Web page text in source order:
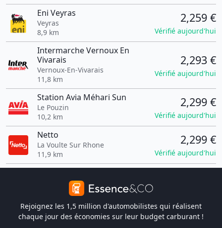
Eni Veyras
Veyras
8,9 km
2,259 €
Vérifié aujourd'hui
Intermarche Vernoux En
Vivarais
Vernoux-En-Vivarais
11,8 km
2,293 €
Vérifié aujourd'hui
Station Avia Méhari Sun
Le Pouzin
10,2 km
2,299 €
Vérifié aujourd'hui
Netto
La Voulte Sur Rhone
11,9 km
2,299 €
Vérifié aujourd'hui
Rejoignez les 1,5 million d'automobilistes qui réalisent
chaque jour des économies sur leur budget carburant !